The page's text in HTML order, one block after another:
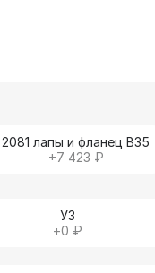
2081 лапы и фланец В35
+7 423 ₽
У3
+0 ₽